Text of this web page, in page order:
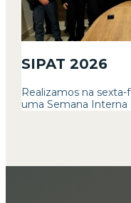
SIPAT 2026
Realizamos na
uma Semana Interna